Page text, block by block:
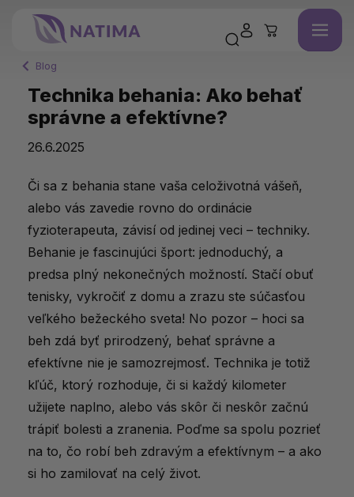
Blog
Technika behania: Ako behať
správne a efektívne?
26.6.2025
Či sa z behania stane vaša celoživotná vášeň,
alebo vás zavedie rovno do ordinácie
fyzioterapeuta, závisí od jedinej veci – techniky.
Behanie je fascinujúci šport: jednoduchý, a
predsa plný nekonečných možností. Stačí obuť
tenisky, vykročiť z domu a zrazu ste súčasťou
veľkého bežeckého sveta! No pozor – hoci sa
beh zdá byť prirodzený, behať správne a
efektívne nie je samozrejmosť. Technika je totiž
kľúč, ktorý rozhoduje, či si každý kilometer
užijete naplno, alebo vás skôr či neskôr začnú
trápiť bolesti a zranenia. Poďme sa spolu pozrieť
na to, čo robí beh zdravým a efektívnym – a ako
si ho zamilovať na celý život.